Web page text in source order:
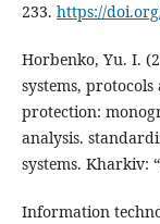
233. https://
Horbenko, Yu. I.
systems,
protection:
analysis.
systems. Kharkiv:
Information